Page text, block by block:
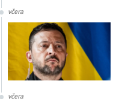
včera
včera